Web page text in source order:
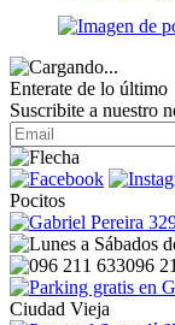
Enterate de lo último
Suscribite a nuestro
Pocitos
096
Ciudad Vieja